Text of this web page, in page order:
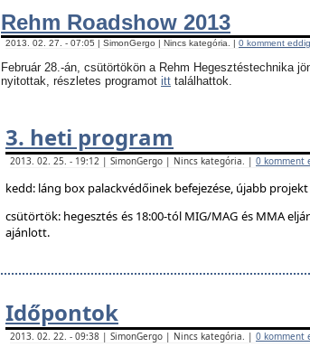
Rehm Roadshow 2013
2013. 02. 27. - 07:05 | SimonGergo | Nincs kategória. | 0 komment eddig
Február 28.-án, csütörtökön a Rehm Hegesztéstechnika
nyitottak, részletes programot itt találhattok.
3. heti program
2013. 02. 25. - 19:12 | SimonGergo | Nincs kategória. | 0 komment
kedd: láng box palackvédőinek befejezése, újabb
csütörtök: hegesztés és 18:00-tól MIG/MAG és MMA
ajánlott.
Időpontok
2013. 02. 22. - 09:38 | SimonGergo | Nincs kategória. | 0 komment